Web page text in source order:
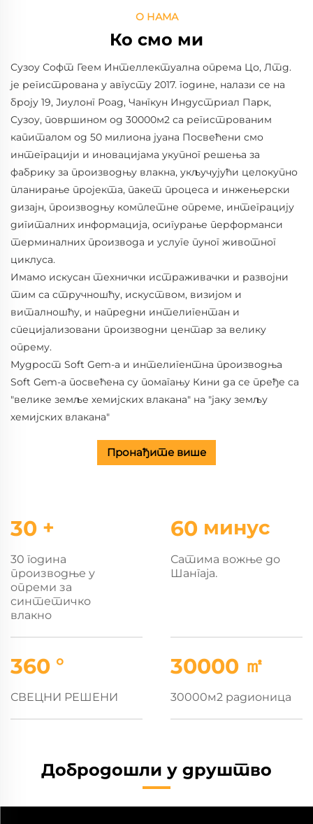
О НАМА
Ко смо ми
Сузоу Софт Геем Интеллектуална опрема Цо, Лтд.
је регистрована у августу 2017. године, налази се на
броју 19, Јиулонг Роад, Чангкун Индустриал Парк,
Сузоу, површином од 30000м2 са регистрованим
капиталом од 50 милиона јуана Посвећени смо
интеграцији и иновацијама укупног решења за
фабрику за производњу влакна, укључујући целокупно
планирање пројекта, пакет процеса и инжењерски
дизајн, производњу комплетне опреме, интеграцију
дигиталних информација, осигурање перформанси
терминалних производа и услуге пуног животног
циклуса.
Имамо искусан технички истраживачки и развојни
тим са стручношћу, искуством, визијом и
виталношћу, и напредни интелигентан и
специјализовани производни центар за велику
опрему.
Мудрост Soft Gem-а и интелигентна производња
Soft Gem-а посвећена су помагању Кини да се пређе са
"велике земље хемијских влакана" на "јаку земљу
хемијских влакана"
Пронађите више
30 +
30 година
производње у
опреми за
синтетичко
влакно
60 минус
Сатима вожње до
Шангаја.
360 °
СВЕЦНИ РЕШЕНИ
30000 ㎡
30000м2 радионица
Добродошли у друштво